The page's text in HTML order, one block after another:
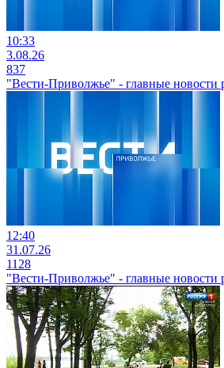
10:33
3.08.26
837
"Вести-Приволжье" - главные новости
12:40
31.07.26
1128
"Вести-Приволжье" - главные новости